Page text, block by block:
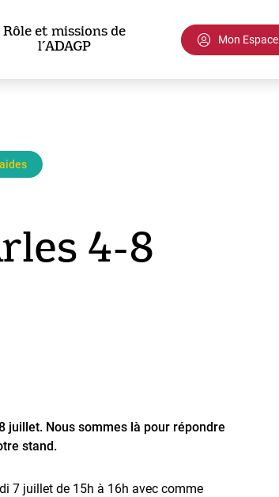
Rôle et missions de
l’ADAGP
Mon Espace
4-8
juillet. Nous sommes là pour répondre
stand.
7 juillet de 15h à 16h avec comme